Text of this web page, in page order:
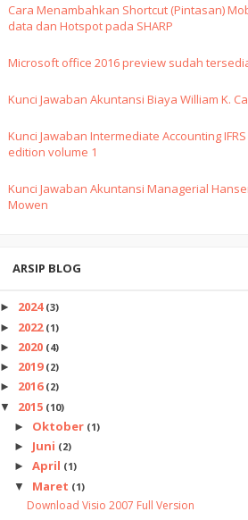
Cara Menambahkan Shortcut (Pintasan)
data dan Hotspot pada SHARP
Microsoft office 2016 preview sudah
Kunci Jawaban Akuntansi Biaya William K.
Kunci Jawaban Intermediate Accounting IFRS
edition volume 1
Kunci Jawaban Akuntansi Managerial
Mowen
ARSIP BLOG
► 2024 (3)
► 2022 (1)
► 2020 (4)
► 2019 (2)
► 2016 (2)
▼ 2015 (10)
► Oktober (1)
► Juni (2)
► April (1)
▼ Maret (1)
Download Visio 2007 Full Version